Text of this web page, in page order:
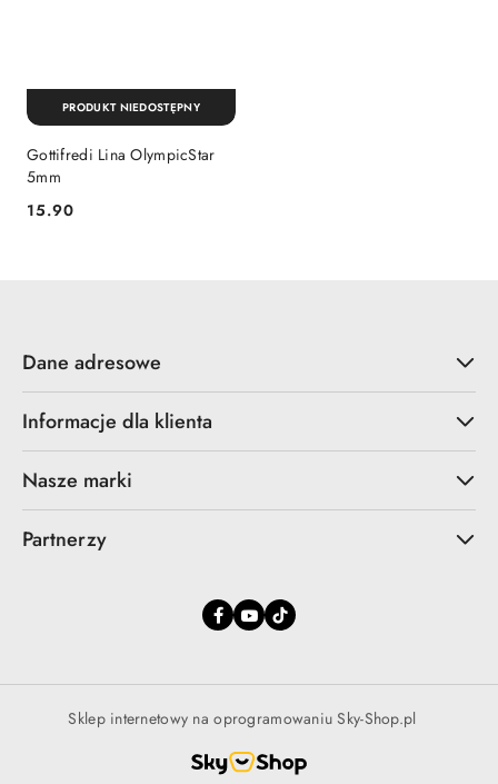
Gottifredi Lina OlympicStar
5mm
Cena:
15.90
PRODUKT NIEDOSTĘPNY
Dane adresowe
Informacje dla klienta
Nasze marki
Partnerzy
Sklep internetowy na oprogramowaniu Sky-Shop.pl